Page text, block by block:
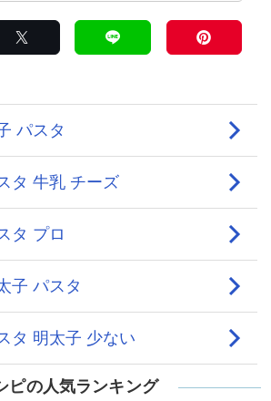
ピの人気ランキング